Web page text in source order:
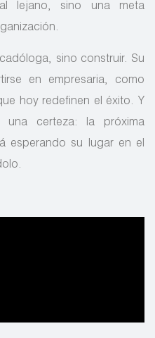
lejano, sino una meta
sino construir. Su
en empresaria, como
hoy redefinen el éxito. Y
una certeza: la próxima
esperando su lugar en el